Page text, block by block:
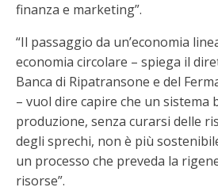
finanza e marketing”.
“Il passaggio da un’economia
economia circolare – spiega il
Banca di Ripatransone e del
– vuol dire capire che un sistema
produzione, senza curarsi delle
degli sprechi, non è più
un processo che preveda la
risorse”.